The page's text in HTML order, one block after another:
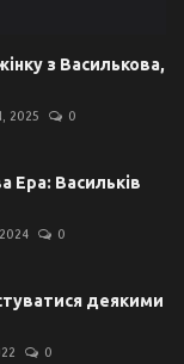
з Василькова,
2025 0
Ера: Васильків
0
деякими
0